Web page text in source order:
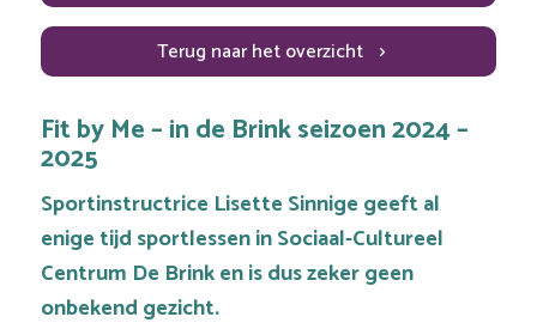
Terug naar het overzicht
Fit by Me – in de Brink seizoen 2024 –
2025
Sportinstructrice Lisette Sinnige geeft al
enige tijd sportlessen in Sociaal-Cultureel
Centrum De Brink en is dus zeker geen
onbekend gezicht.